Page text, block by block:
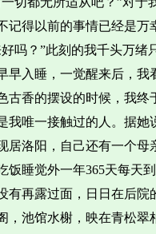
得以前的事情已经是万
吗？”此刻的我千头万绪
入睡，一觉醒来后，
香的摆设的时候，我终
唯一接触过的人。据
洛阳，自己还有一个
睡觉外一年365天每天
再露过面，日日在后院
池馆水榭，映在青松翠